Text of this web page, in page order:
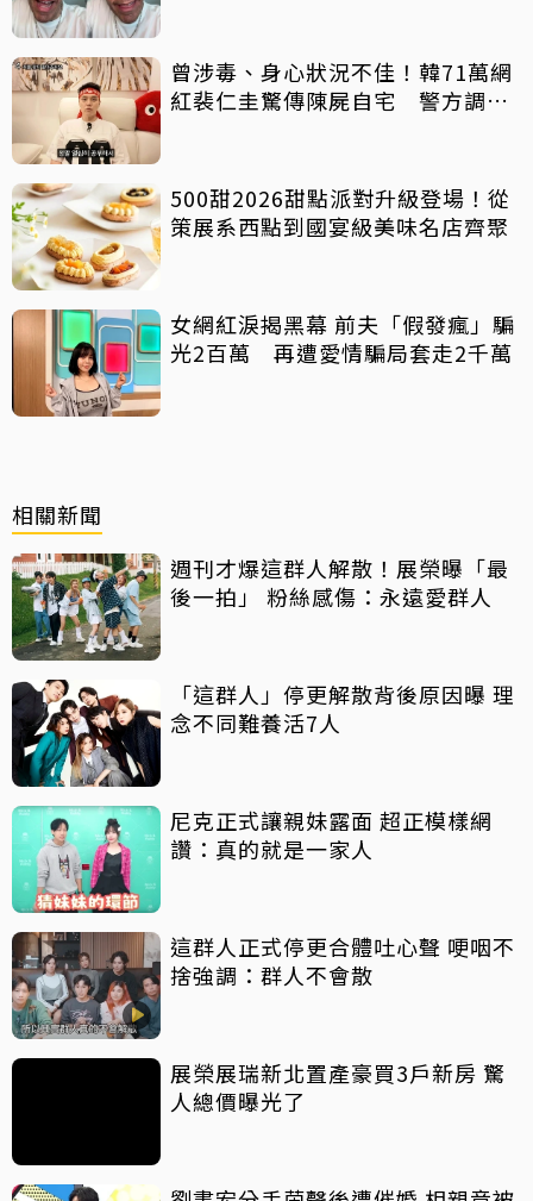
曾涉毒、身心狀況不佳！韓71萬網
紅裴仁圭驚傳陳屍自宅 警方調查
500甜2026甜點派對升級登場！從
策展系西點到國宴級美味名店齊聚
女網紅淚揭黑幕 前夫「假發瘋」騙
光2百萬 再遭愛情騙局套走2千萬
相關新聞
週刊才爆這群人解散！展榮曝「最
後一拍」 粉絲感傷：永遠愛群人
「這群人」停更解散背後原因曝 理
念不同難養活7人
尼克正式讓親妹露面 超正模樣網
讚：真的就是一家人
這群人正式停更合體吐心聲 哽咽不
捨強調：群人不會散
展榮展瑞新北置產豪買3戶新房 驚
人總價曝光了